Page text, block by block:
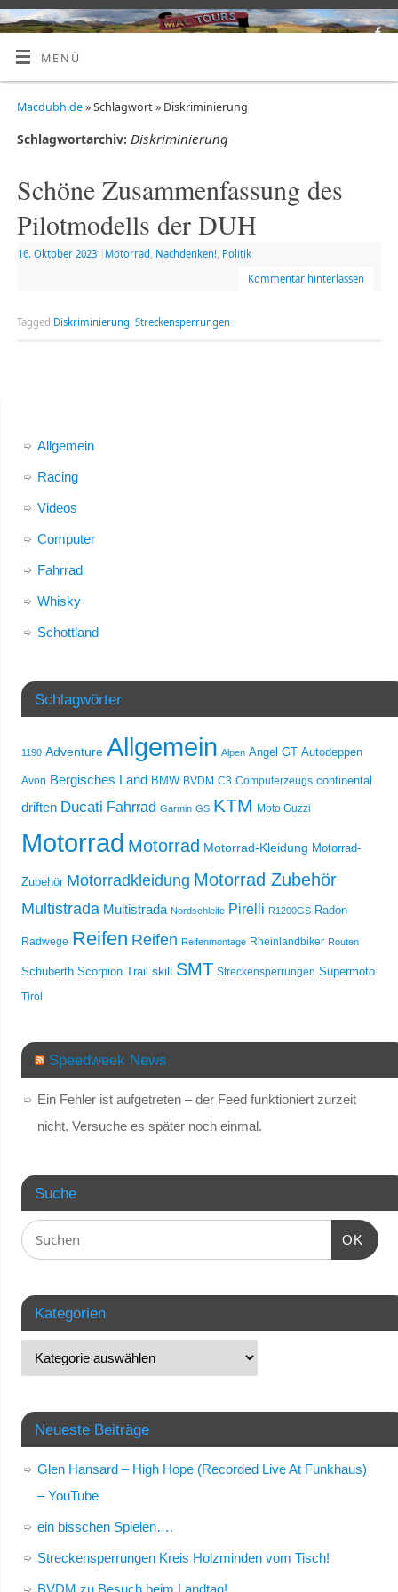
MENÜ
Macdubh.de» Schlagwort » Diskriminierung
Schlagwortarchiv: Diskriminierung
Schöne Zusammenfassung des
Pilotmodells der DUH
16. Oktober 2023 Motorrad Nachdenken!, Politik
Kommentar hinterlassen
Tagged Diskriminierung, Streckensperrungen
Allgemein
Racing
Videos
Computer
Fahrrad
Whisky
Schottland
Schlagwörter
1190 Adventure Allgemein Alpen Angel GT Autodeppen
Avon Bergisches Land BMW BVDM C3 Computerzeugs continental
driften Ducati Fahrrad Garmin GS KTM Moto Guzzi
Motorrad Motorrad Motorrad-Kleidung Motorrad-
Zubehör Motorradkleidung Motorrad Zubehör
Multistrada Multistrada Nordschleife Pirelli R1200GS Radon
Radwege Reifen Reifen Reifenmontage Rheinlandbiker Routen
Schuberth Scorpion Trail skill SMT Streckensperrungen Supermoto
Tirol
Speedweek News
Ein Fehler ist aufgetreten – der Feed funktioniert zurzeit
nicht. Versuche es später noch einmal.
Suche
OK
Kategorien
Neueste Beiträge
Glen Hansard – High Hope (Recorded Live At Funkhaus)
– YouTube
ein bisschen Spielen….
Streckensperrungen Kreis Holzminden vom Tisch!
BVDM zu Besuch beim Landtag!